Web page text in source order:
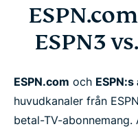
ESPN3
ESPN.com och ESPN:s
huvudkanaler från
betal-TV-abonnemang.